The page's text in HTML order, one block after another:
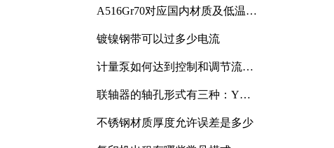
A516Gr70对应国内材质及低温冲
镀镍钢带可以过多少电流
计量泵如何达到控制和调节流量
联轴器的轴孔形式有三种：Y
不锈钢材质厚度允许误差是多少